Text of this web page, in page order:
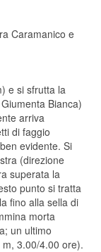
Caramanico e
e si sfrutta la
Bianca)
arriva
di faggio
evidente. Si
(direzione
superata la
punto si tratta
fino alla sella di
morta
un ultimo
3.00/4.00 ore).